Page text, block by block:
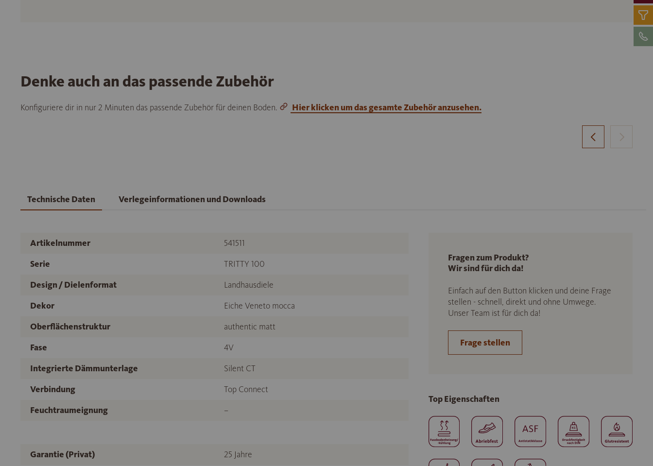
Denke auch an das passende Zubehör
Konfiguriere dir in nur 2 Minuten das passende Zubehör für deinen Boden. Hier klicken um das gesamte Zubehör anzusehen.
Technische Daten Verlegeinformationen und Downloads
Artikelnummer
541511
Serie
TRITTY 100
Design / Dielenformat
Landhausdiele
Dekor
Eiche Veneto mocca
Oberflächenstruktur
authentic matt
Fase
4V
Integrierte Dämmunterlage
Silent CT
Verbindung
Top Connect
Feuchtraumeignung
–
Garantie (Privat)
25 Jahre
Fragen zum Produkt?
Wir sind für dich da!
Einfach auf den Button klicken und deine Frage
stellen - schnell, direkt und ohne Umwege.
Unser Team ist für dich da!
Frage stellen
Top Eigenschaften